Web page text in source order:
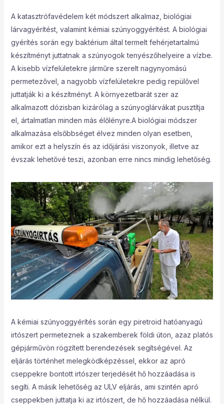
A katasztrófavédelem két módszert alkalmaz, biológiai
lárvagyérítést, valamint kémiai szúnyoggyérítést. A biológiai
gyérítés során egy baktérium által termelt fehérjetartalmú
készítményt juttatnak a szúnyogok tenyészőhelyeire a vízbe.
A kisebb vízfelületekre járműre szerelt nagynyomású
permetezővel, a nagyobb vízfelületekre pedig repülővel
juttatják ki a készítményt. A környezetbarát szer az
alkalmazott dózisban kizárólag a szúnyoglárvákat pusztítja
el, ártalmatlan minden más élőlényre.A biológiai módszer
alkalmazása elsőbbséget élvez minden olyan esetben,
amikor ezt a helyszín és az időjárási viszonyok, illetve az
évszak lehetővé teszi, azonban erre nincs mindig lehetőség.
A kémiai szúnyoggyérítés során egy piretroid hatóanyagú
irtószert permeteznek a szakemberek földi úton, azaz platós
gépjárművön rögzített berendezések segítségével. Az
eljárás történhet melegködképzéssel, ekkor az apró
cseppekre bontott irtószer terjedését hő hozzáadása is
segíti. A másik lehetőség az ULV eljárás, ami szintén apró
cseppekben juttatja ki az irtószert, de hő hozzáadása nélkül.